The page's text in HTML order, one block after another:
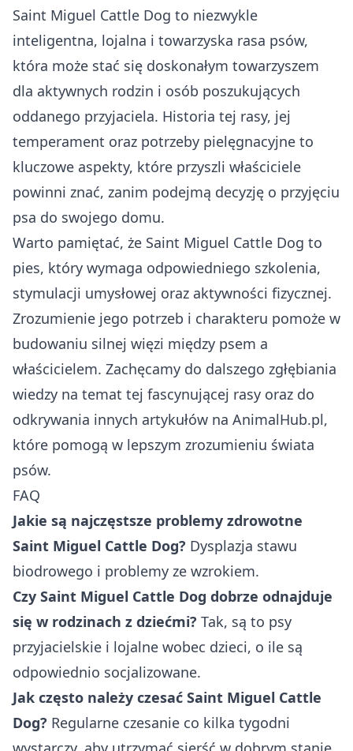
Saint Miguel Cattle Dog to niezwykle
inteligentna, lojalna i towarzyska rasa psów,
która może stać się doskonałym towarzyszem
dla aktywnych rodzin i osób poszukujących
oddanego przyjaciela. Historia tej rasy, jej
temperament oraz potrzeby pielęgnacyjne to
kluczowe aspekty, które przyszli właściciele
powinni znać, zanim podejmą decyzję o przyjęciu
psa do swojego domu.
Warto pamiętać, że Saint Miguel Cattle Dog to
pies, który wymaga odpowiedniego szkolenia,
stymulacji umysłowej oraz aktywności fizycznej.
Zrozumienie jego potrzeb i charakteru pomoże w
budowaniu silnej więzi między psem a
właścicielem. Zachęcamy do dalszego zgłębiania
wiedzy na temat tej fascynującej rasy oraz do
odkrywania innych artykułów na AnimalHub.pl,
które pomogą w lepszym zrozumieniu świata
psów.
FAQ
Jakie są najczęstsze problemy zdrowotne
Saint Miguel Cattle Dog? Dysplazja stawu
biodrowego i problemy ze wzrokiem.
Czy Saint Miguel Cattle Dog dobrze odnajduje
się w rodzinach z dziećmi? Tak, są to psy
przyjacielskie i lojalne wobec dzieci, o ile są
odpowiednio socjalizowane.
Jak często należy czesać Saint Miguel Cattle
Dog? Regularne czesanie co kilka tygodni